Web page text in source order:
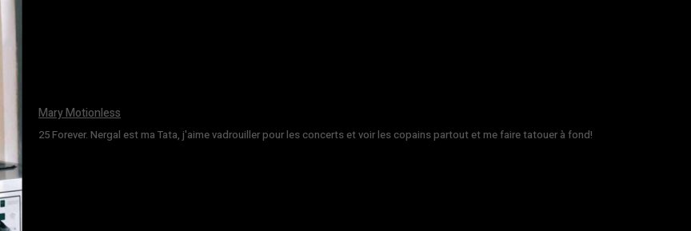
Mary Motionless
25 Forever. Nergal est ma Tata, j'aime vadrouiller pour les concerts et voir les copains partout et me faire tatouer à fond!